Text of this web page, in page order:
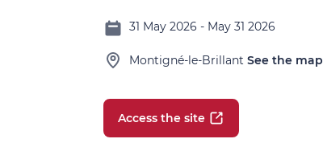
31 May 2026 - May 31 2026
Montigné-le-Brillant See the map
Access the site